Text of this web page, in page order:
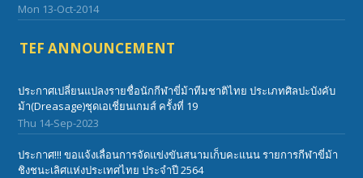
Mon 13-Oct-2014
TEF ANNOUNCEMENT
ประกาศเปลี่ยนแปลงรายชื่อนักกีฬาขี่ม้าทีมชาติไทย ประเภทศิลปะบังคับ
ม้า(Dreasage)ชุดเอเชี่ยนเกมส์ ครั้งที่ 19
Thu 14-Sep-2023
ประกาศ!!! ขอแจ้งเลื่อนการจัดแข่งขันสนามเก็บคะแนน รายการกีฬาขี่ม้า
ชิงชนะเลิศแห่งประเทศไทย ประจำปี 2564